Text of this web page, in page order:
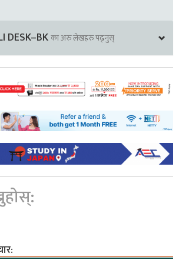
DESK–BKका अरु लेखहरु पढ्नुस्